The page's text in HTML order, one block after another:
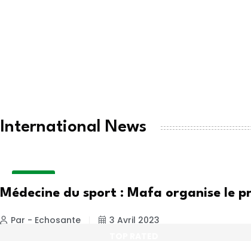
International News
Médecine du sport : Mafa organise le
Par - Echosante 3 Avril 2023